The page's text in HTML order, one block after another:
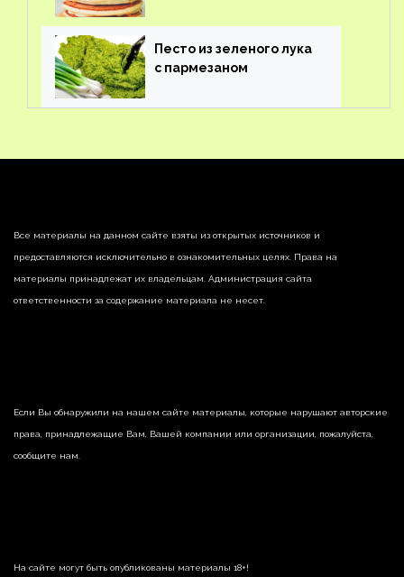
Песто из зеленого лука
с пармезаном
Все материалы на данном сайте взяты из открытых источников и
предоставляются исключительно в ознакомительных целях. Права на
материалы принадлежат их владельцам. Администрация сайта
ответственности за содержание материала не несет.
Если Вы обнаружили на нашем сайте материалы, которые нарушают авторские
права, принадлежащие Вам, Вашей компании или организации, пожалуйста,
сообщите нам.
На сайте могут быть опубликованы материалы 18+!